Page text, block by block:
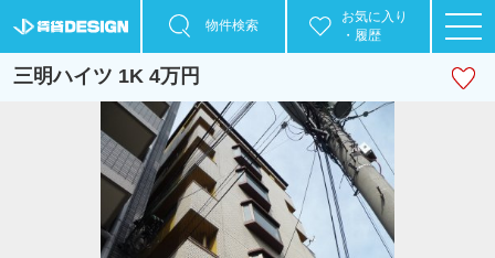
物件検索
お気に入り
・履歴
三明ハイツ 1K 4万円